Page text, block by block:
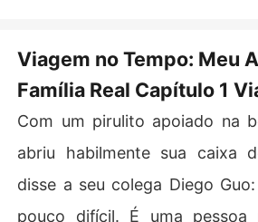
Viagem no Tempo: Meu
Família Real Capítulo 1
tempo e pelo espaço
Com um pirulito apoiado na
abriu habilmente sua caixa
disse a seu colega Diego
pouco difícil. É uma pessoa